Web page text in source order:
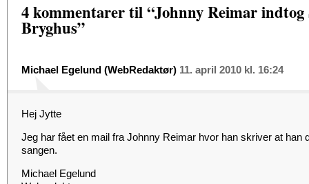
4 kommentarer til “Johnny Reimar indtog
Bryghus”
Michael Egelund (WebRedaktør) 11. april 2010 kl. 16:24
Hej Jytte
Jeg har fået en mail fra Johnny Reimar hvor han skriver at
sangen.
Michael Egelund